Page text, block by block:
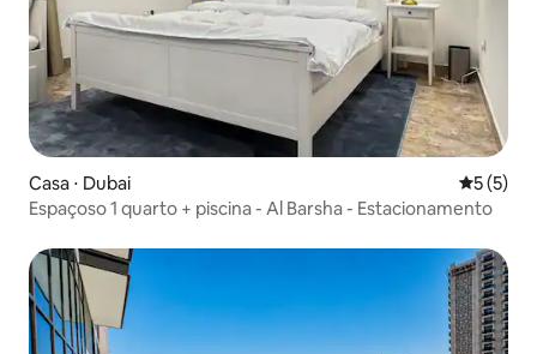
Casa ⋅ Dubai 5 de
5 (5)
Espaçoso 1 quarto + piscina - Al Barsha - Estacionamento